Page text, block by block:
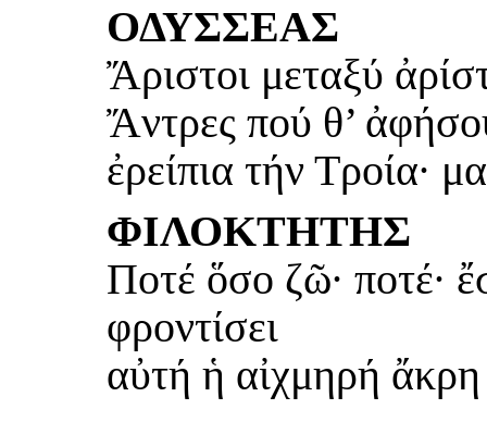
ΟΔΥΣΣΕΑΣ
Ἄριστοι μεταξύ
Ἄντρες πού θ’
ἐρείπια τήν Τροία·
ΦΙΛΟΚΤΗΤΗΣ
Ποτέ ὅσο ζῶ· ποτέ·
φροντίσει
αὐτή ἡ αἰχμηρή ἄκρη